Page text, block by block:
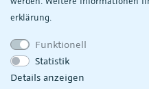
erklärung.
Funktionell
Statistik
Details anzeigen
plentyDevelopers
Product Information Hub